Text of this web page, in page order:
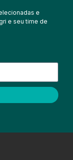
e
e seu time de